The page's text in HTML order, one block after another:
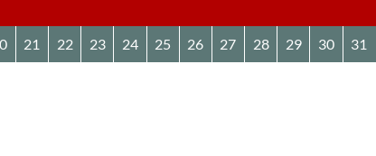
21 22 23 24 25 26 27 28 29 30 31